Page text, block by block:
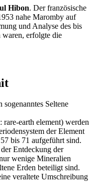
Hibon. Der französische
nahe Maromby auf
und Analyse des bis
waren, erfolgte die
Seltene
rare-earth element) werden
der Element
bis 71 aufgeführt sind.
Entdeckung der
wenige Mineralien
Erden beteiligt sind.
veraltete Umschreibung